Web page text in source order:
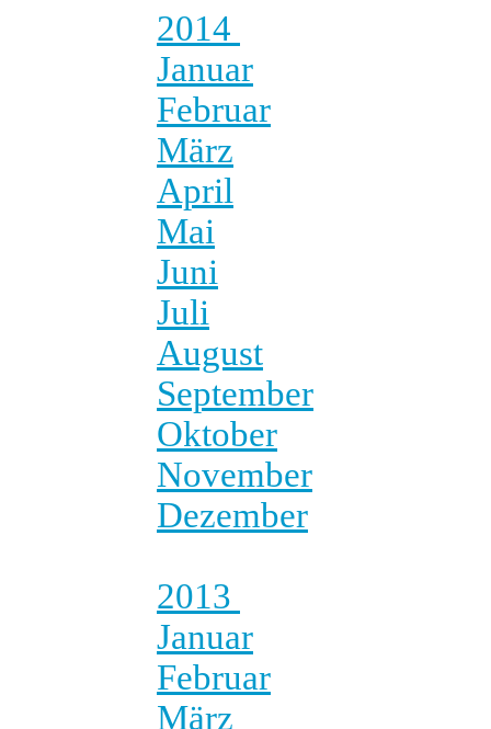
2014
Januar
Februar
März
April
Mai
Juni
Juli
August
September
Oktober
November
Dezember
2013
Januar
Februar
März